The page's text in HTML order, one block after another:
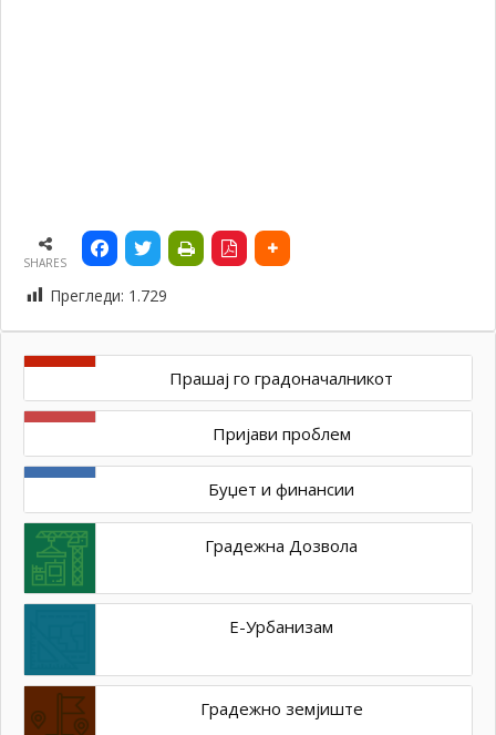
SHARES
Прегледи: 1.729
Прашај го градоначалникот
Пријави проблем
Буџет и финансии
Градежна Дозвола
Е-Урбанизам
Градежно земјиште